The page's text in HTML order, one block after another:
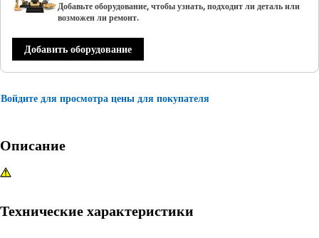
Добавьте оборудование, чтобы узнать, подходит ли деталь или
возможен ли ремонт.
Добавить оборудование
Войдите для просмотра цены для покупателя
Описание
Технические характеристики